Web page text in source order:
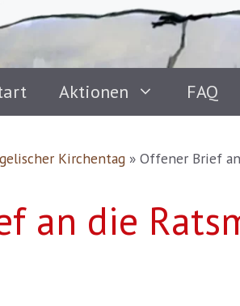
Aktionen FAQ
Kirchentag » Offener Brief
an die